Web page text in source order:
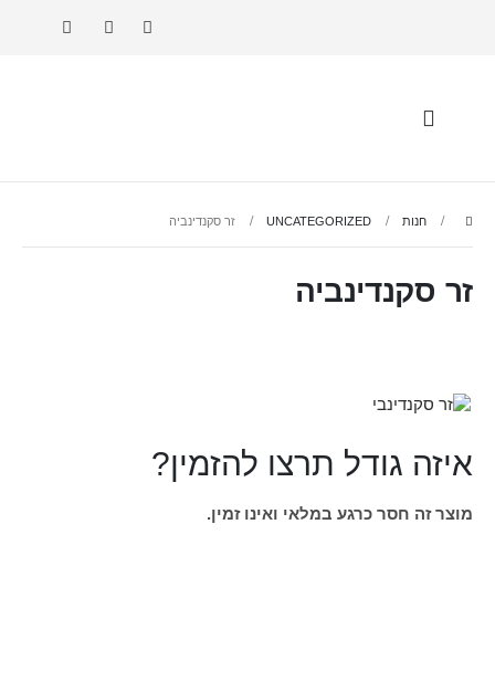
חנות UNCATEGORIZED זר סקנדינביה
זר סקנדינביה
איזה גודל תרצו להזמין?
מוצר זה חסר כרגע במלאי ואינו זמין.